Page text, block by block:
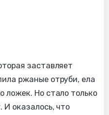
заставляет
ржаные отруби, ела
ложек. Но стало только
И оказалось, что